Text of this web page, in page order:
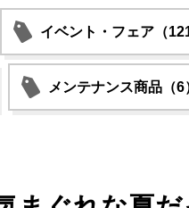
イベント・フェア（
メンテナンス商品（6